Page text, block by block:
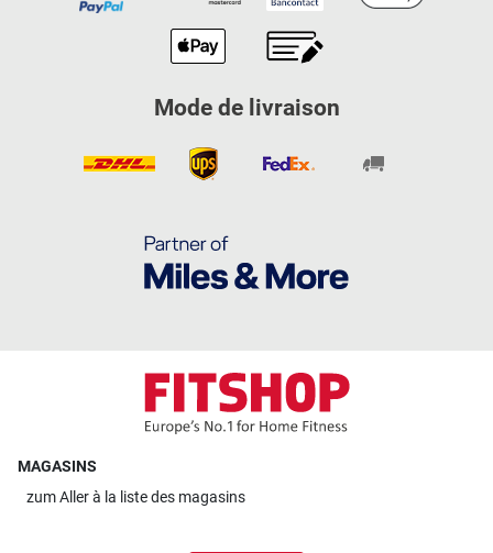
Mode de livraison
MAGASINS
zumAller à la liste des magasins